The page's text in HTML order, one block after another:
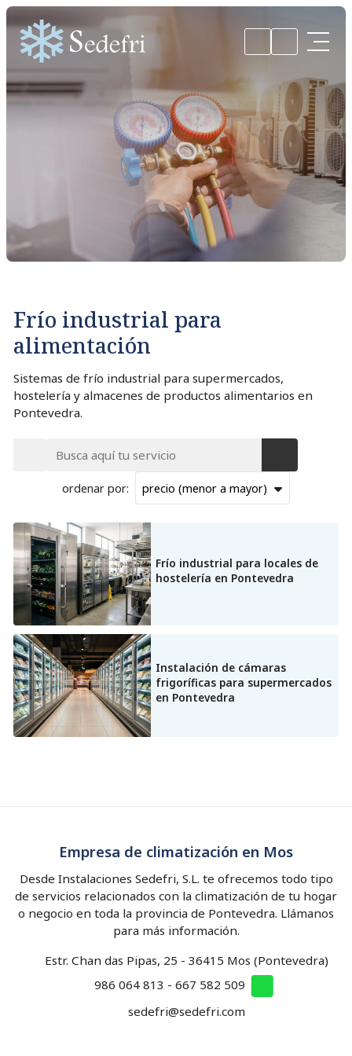
Frío industrial para
alimentación
Sistemas de frío industrial para supermercados,
hostelería y almacenes de productos alimentarios en
Pontevedra.
ordenar por:
Todos los servicios
Climatización para empresas e industria
Climatización residencial
Frío industrial para alimentación
Frío industrial para logística y almacenamiento
Mantenimiento de climatización
Frío industrial para locales de
hostelería en Pontevedra
Instalación de cámaras
frigoríficas para supermercados
en Pontevedra
Empresa de climatización en Mos
Desde Instalaciones Sedefri, S.L. te ofrecemos todo tipo
de servicios relacionados con la climatización de tu hogar
o negocio en toda la provincia de Pontevedra. Llámanos
para más información.
Estr. Chan das Pipas, 25 - 36415 Mos (Pontevedra)
986 064 813 - 667 582 509
sedefri@sedefri.com